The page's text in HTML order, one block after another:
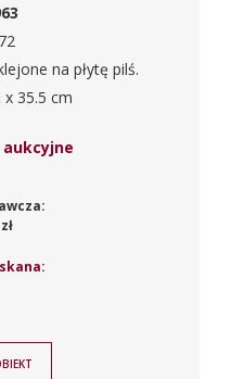
na płytę pilś.
35.5 cm